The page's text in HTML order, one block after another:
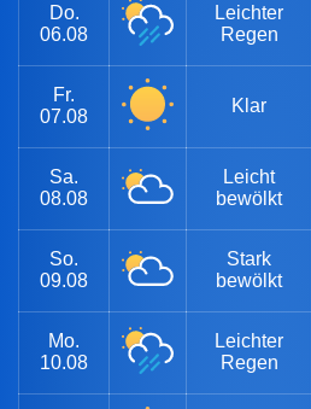
Do.
06.08
Leichter
Regen
Fr.
07.08
Klar
Sa.
08.08
Leicht
bewölkt
So.
09.08
Stark
bewölkt
Mo.
10.08
Leichter
Regen